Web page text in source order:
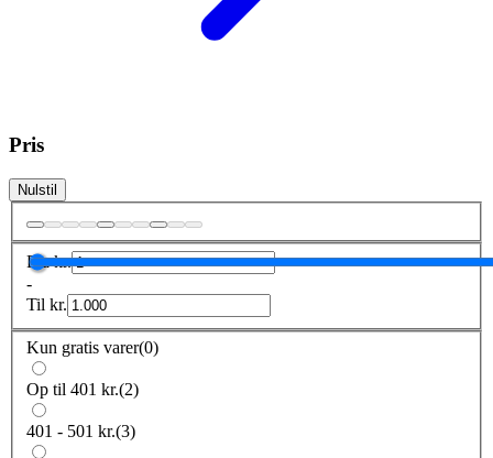
Pris
Nulstil
Frakr.
-
Til kr.
Kun gratis varer(0)
Op til 401 kr.(2)
401 - 501 kr.(3)